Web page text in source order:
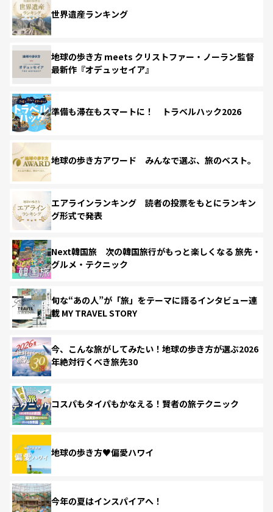
世界遺産ランキング
地球の歩き方 meets クリストファー・ノーラン監督
最新作『オデュッセイア』
準備も滞在もスマートに！ トラベルハック2026
地球の歩き方アワード みんなで選ぶ、旅のベスト。
エアラインランキング 読者の投票をもとにランキン
グ形式で発表
Next韓国旅 次の韓国旅行がもっと楽しくなる 旅先・
グルメ・テクニック
旬な“あの人”が「旅」をテーマに語るインタビュー連
載 MY TRAVEL STORY
今、こんな旅がしてみたい！地球の歩き方が選ぶ2026
年絶対行くべき旅先30
コスパもタイパもかなえる！賢者の旅テクニック
地球の歩き方♥偏愛ハワイ
今年の夏はインスパイアへ！